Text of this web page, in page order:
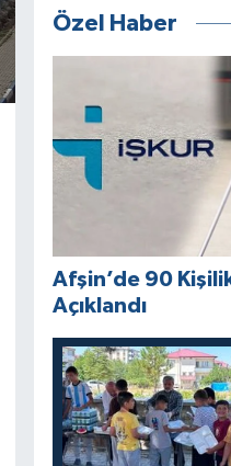
Özel Haber
Afşin’de 90
Açıklandı